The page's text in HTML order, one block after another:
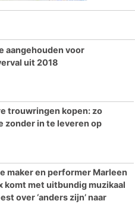
aangehouden voor
uit 2018
trouwringen kopen: zo
zonder in te leveren op
maker en performer Marleen
komt met uitbundig muzikaal
over ‘anders zijn’ naar